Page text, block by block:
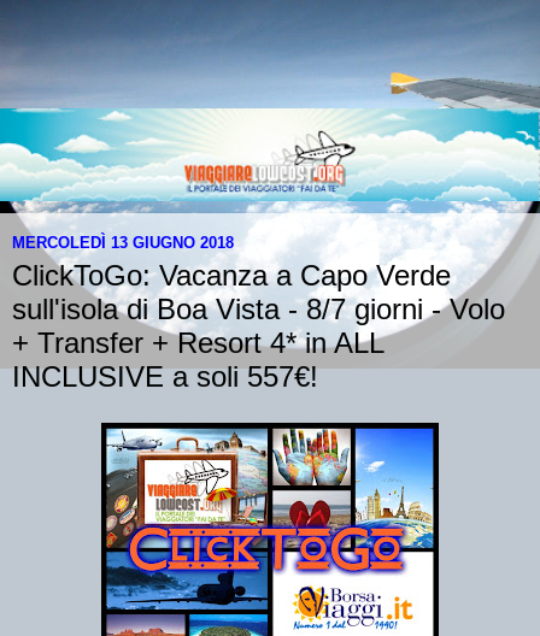
MERCOLEDÌ 13 GIUGNO 2018
ClickToGo: Vacanza a Capo Verde
sull'isola di Boa Vista - 8/7 giorni - Volo
+ Transfer + Resort 4* in ALL
INCLUSIVE a soli 557€!